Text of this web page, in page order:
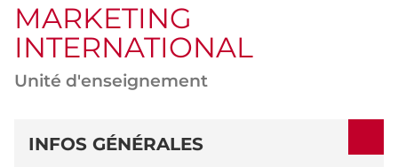
ici :
MARKETING
INTERNATIONAL
Unité d'enseignement
DÉTAILS
INFOS GÉNÉRALES